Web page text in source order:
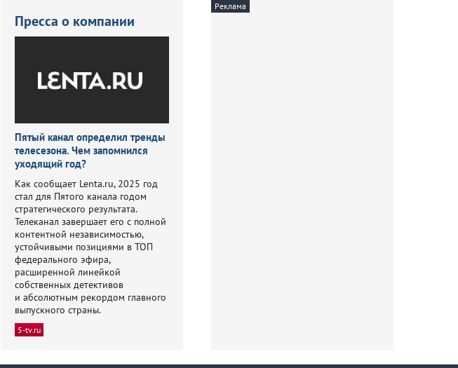
Пресса о компании
Пятый канал определил тренды
телесезона. Чем запомнился
уходящий год?
Как сообщает Lenta.ru, 2025 год
стал для Пятого канала годом
стратегического результата.
Телеканал завершает его с полной
контентной независимостью,
устойчивыми позициями в ТОП
федерального эфира,
расширенной линейкой
собственных детективов
и абсолютным рекордом главного
выпускного страны.
5-tv.ru
Реклама